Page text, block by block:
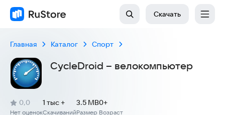
Скачать
Главная Каталог Спорт
CycleDroid – велокомпьютер
Рейтинг:
0,0
(
Нет оценок
)
Скачиваний
1 тыс +
Размер
3.5 MB
Возраст
0+